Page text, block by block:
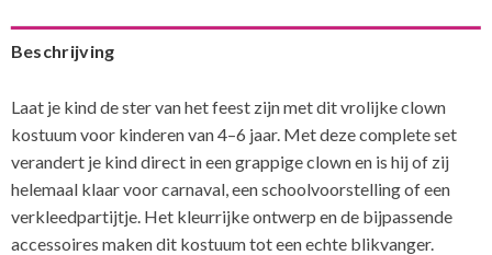
Beschrijving
Laat je kind de ster van het feest zijn met dit vrolijke clown
kostuum voor kinderen van 4–6 jaar. Met deze complete set
verandert je kind direct in een grappige clown en is hij of zij
helemaal klaar voor carnaval, een schoolvoorstelling of een
verkleedpartijtje. Het kleurrijke ontwerp en de bijpassende
accessoires maken dit kostuum tot een echte blikvanger.